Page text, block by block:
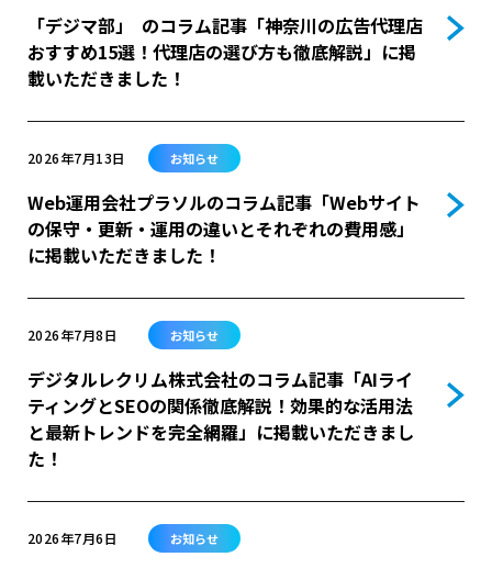
「デジマ部」 のコラム記事「神奈川の広告代理店
おすすめ15選！代理店の選び方も徹底解説」に掲
載いただきました！
2026年7月13日 お知らせ
Web運用会社プラソルのコラム記事「Webサイト
の保守・更新・運用の違いとそれぞれの費用感」
に掲載いただきました！
2026年7月8日 お知らせ
デジタルレクリム株式会社のコラム記事「AIライ
ティングとSEOの関係徹底解説！効果的な活用法
と最新トレンドを完全網羅」に掲載いただきまし
た！
2026年7月6日 お知らせ